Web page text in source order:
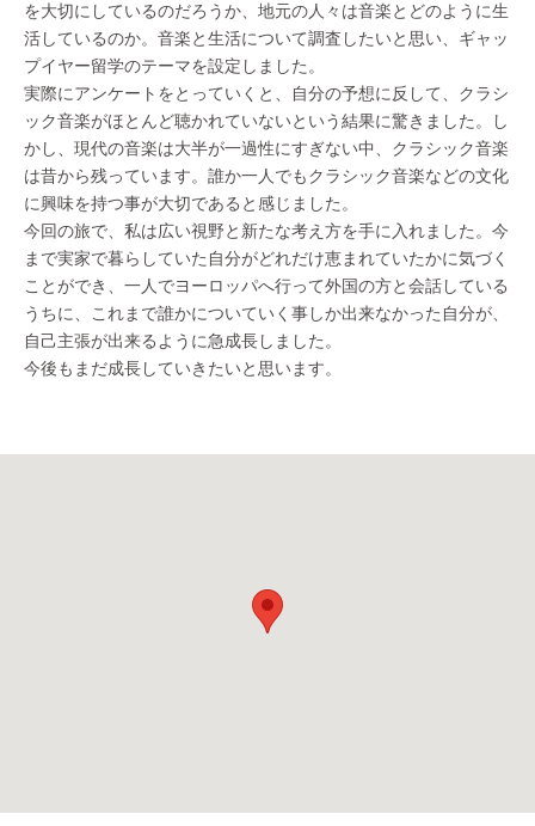
を大切にしているのだろうか、地元の人々は音楽とどのように生
活しているのか。音楽と生活について調査したいと思い、ギャッ
プイヤー留学のテーマを設定しました。
実際にアンケートをとっていくと、自分の予想に反して、クラシ
ック音楽がほとんど聴かれていないという結果に驚きました。し
かし、現代の音楽は大半が一過性にすぎない中、クラシック音楽
は昔から残っています。誰か一人でもクラシック音楽などの文化
に興味を持つ事が大切であると感じました。
今回の旅で、私は広い視野と新たな考え方を手に入れました。今
まで実家で暮らしていた自分がどれだけ恵まれていたかに気づく
ことができ、一人でヨーロッパへ行って外国の方と会話している
うちに、これまで誰かについていく事しか出来なかった自分が、
自己主張が出来るように急成長しました。
今後もまだ成長していきたいと思います。